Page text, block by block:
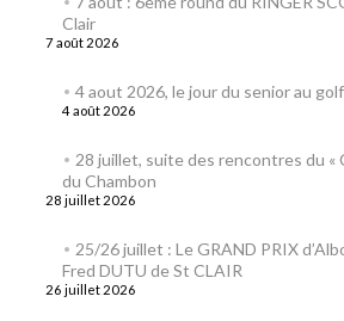
Clair
7 août 2026
4 aout 2026, le jour du senior au
4 août 2026
28 juillet, suite des rencontres du «
du Chambon
28 juillet 2026
25/26 juillet : Le GRAND PRIX
Fred DUTU de St CLAIR
26 juillet 2026